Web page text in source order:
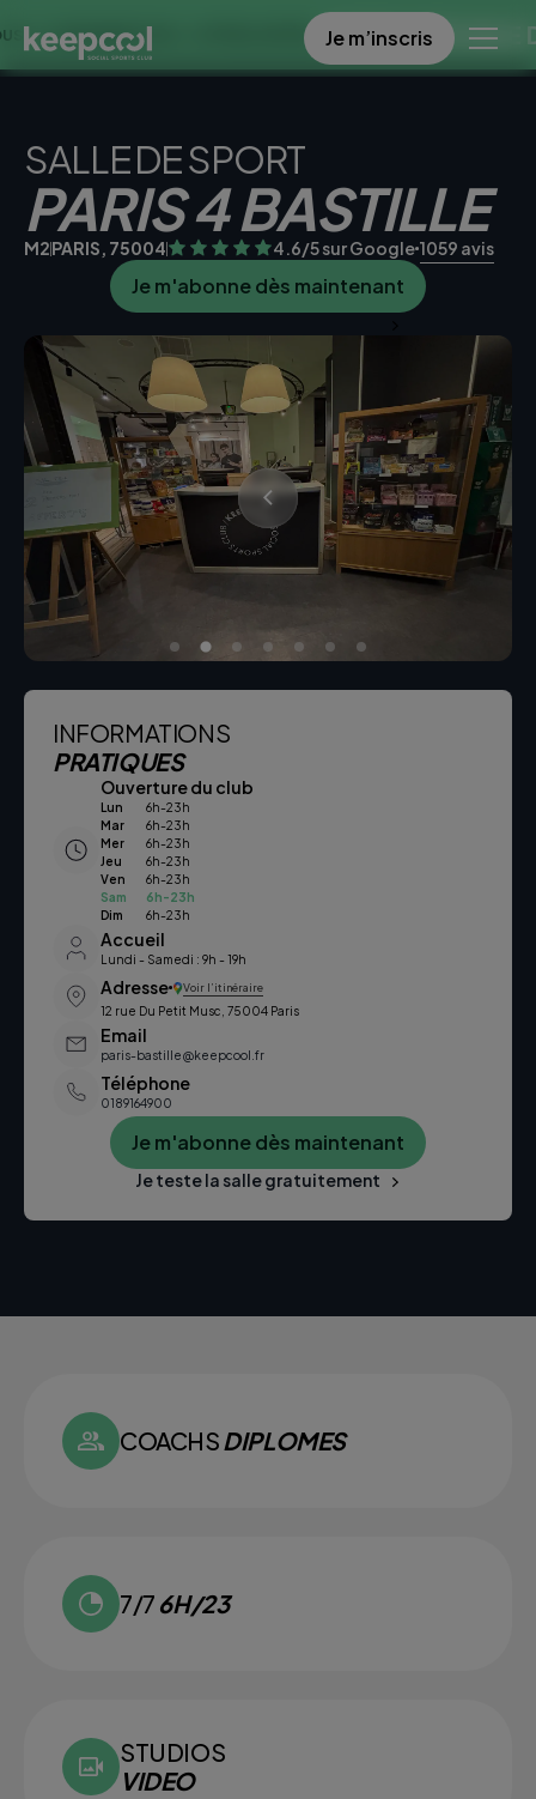
À 0€ << OFFRE LIMITÉE ☀️ OFFRE SPECIALE
Je m’inscris
SALLE DE SPORT
PARIS 4 BASTILLE
M2PARIS, 75004 4.6/5 sur Google 1059 avis
Je m'abonne dès maintenant
INFORMATIONS
PRATIQUES
Ouverture du club
Lun
6h-23h
Mar
6h-23h
Mer
6h-23h
Jeu
6h-23h
Ven
6h-23h
Sam
6h-23h
Dim
6h-23h
Accueil
Lundi - Samedi : 9h - 19h
Adresse Voir l’itinéraire
12 rue Du Petit Musc, 75004 Paris
Email
paris-bastille@keepcool.fr
Téléphone
0189164900
Je m'abonne dès maintenant
Je teste la salle gratuitement
COACHSDIPLOMES
7/7 6H/23
STUDIOS
VIDEO